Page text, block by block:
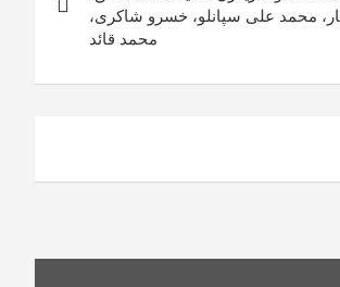
محمد علی سپانلو، خسرو شاکری،
محمد قائد